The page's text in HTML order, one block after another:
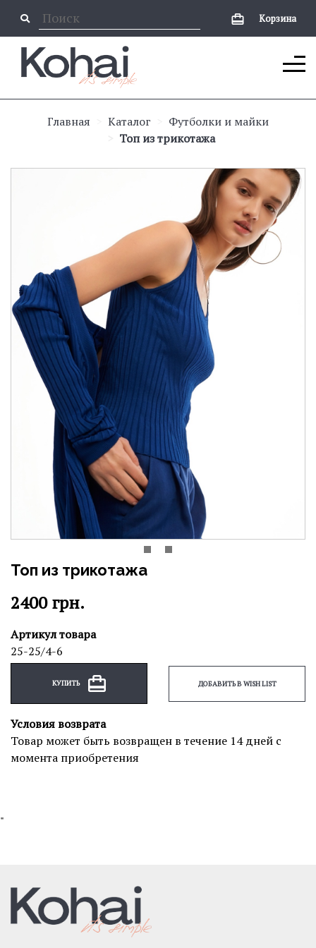
Корзина
Главная Каталог
Футболки и майки
Топ из трикотажа
Топ из трикотажа
2400грн.
Артикул товара
25-25/4-6
КУПИТЬ ДОБАВИТЬ В WISH LIST
Условия возврата
Товар может быть возвращен в течение 14 дней с
момента приобретения
"